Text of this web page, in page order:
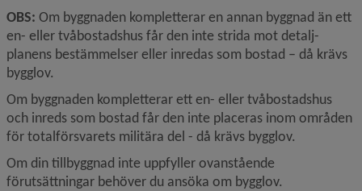
OBS: Om byggnaden kompletterar en annan byggnad än ett
en- eller tvåbostadshus får den inte strida mot detalj­
planens bestämmelser eller inredas som bostad – då krävs
bygglov.
Om byggnaden kompletterar ett en- eller tvåbostadshus
och inreds som bostad får den inte placeras inom områden
för totalförsvarets militära del - då krävs bygglov.
Om din tillbyggnad inte uppfyller ovanstående
förutsättningar behöver du ansöka om bygglov.